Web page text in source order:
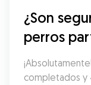
¿Son
perros
completados y